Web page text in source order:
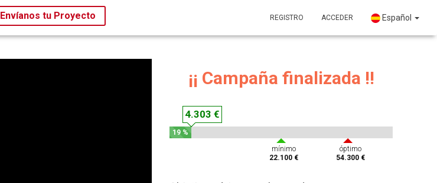
Envíanos tu Proyecto REGISTRO ACCEDER Español
¡¡ Campaña finalizada !!
4.303 €
19 %
mínimo
22.100 €
óptimo
54.300 €